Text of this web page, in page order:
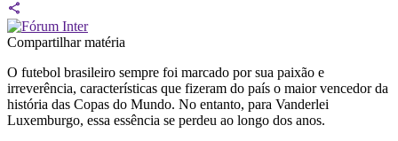
Compartilhar matéria
O futebol brasileiro sempre foi marcado por sua paixão e
irreverência, características que fizeram do país o maior vencedor da
história das Copas do Mundo. No entanto, para Vanderlei
Luxemburgo, essa essência se perdeu ao longo dos anos.